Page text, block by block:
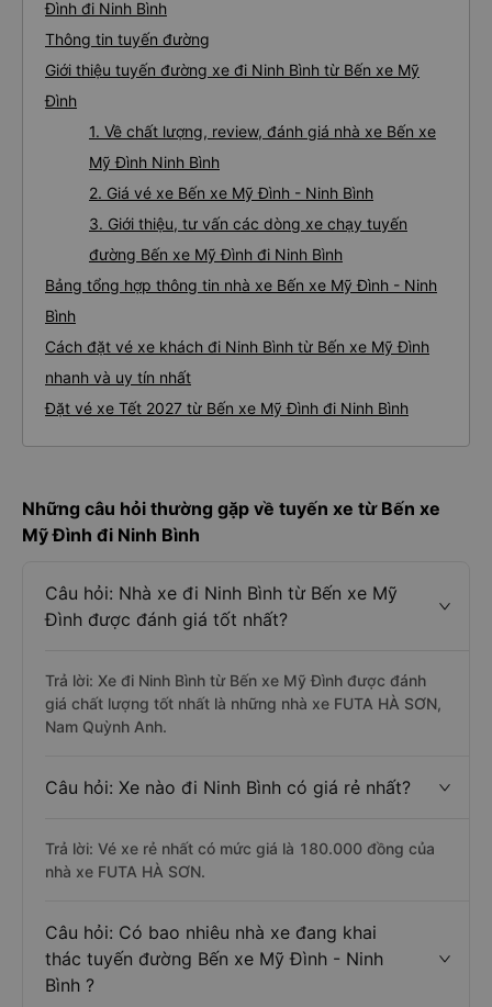
Đình đi Ninh Bình
Thông tin tuyến đường
Giới thiệu tuyến đường xe đi Ninh Bình từ Bến xe Mỹ
Đình
1. Về chất lượng, review, đánh giá nhà xe Bến xe
Mỹ Đình Ninh Bình
2. Giá vé xe Bến xe Mỹ Đình - Ninh Bình
3. Giới thiệu, tư vấn các dòng xe chạy tuyến
đường Bến xe Mỹ Đình đi Ninh Bình
Bảng tổng hợp thông tin nhà xe Bến xe Mỹ Đình - Ninh
Bình
Cách đặt vé xe khách đi Ninh Bình từ Bến xe Mỹ Đình
nhanh và uy tín nhất
Đặt vé xe Tết 2027 từ Bến xe Mỹ Đình đi Ninh Bình
Những câu hỏi thường gặp về tuyến xe từ Bến xe
Mỹ Đình đi Ninh Bình
Câu hỏi: Nhà xe đi Ninh Bình từ Bến xe Mỹ
Đình được đánh giá tốt nhất?
Trả lời: Xe đi Ninh Bình từ Bến xe Mỹ Đình được đánh
giá chất lượng tốt nhất là những nhà xe FUTA HÀ SƠN,
Nam Quỳnh Anh.
Câu hỏi: Xe nào đi Ninh Bình có giá rẻ nhất?
Trả lời: Vé xe rẻ nhất có mức giá là 180.000 đồng của
nhà xe FUTA HÀ SƠN.
Câu hỏi: Có bao nhiêu nhà xe đang khai
thác tuyến đường Bến xe Mỹ Đình - Ninh
Bình ?